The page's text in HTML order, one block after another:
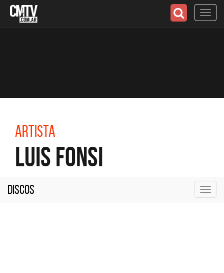
Artista
Luis Fonsi
Discos